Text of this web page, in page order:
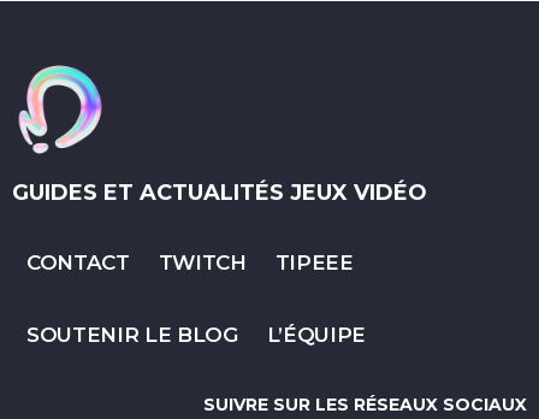
GUIDES ET ACTUALITÉS JEUX VIDÉO
CONTACT TWITCH TIPEEE
SOUTENIR LE BLOG L’ÉQUIPE
SUIVRE SUR LES RÉSEAUX SOCIAUX